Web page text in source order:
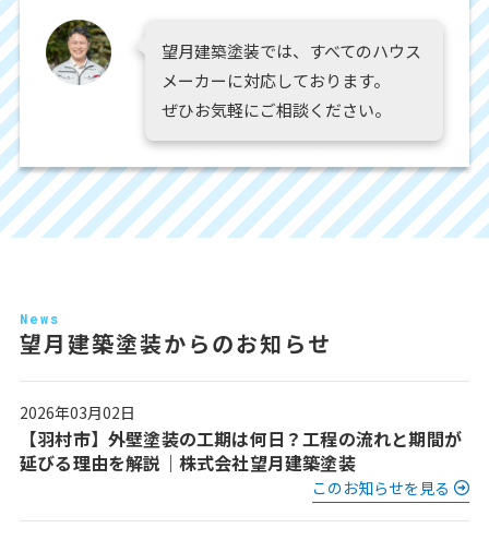
望月建築塗装では、すべてのハウス
メーカーに対応しております。
ぜひお気軽にご相談ください。
News
望月建築塗装からのお知らせ
2026年03月02日
【羽村市】外壁塗装の工期は何日？工程の流れと期間が
延びる理由を解説｜株式会社望月建築塗装
このお知らせを見る